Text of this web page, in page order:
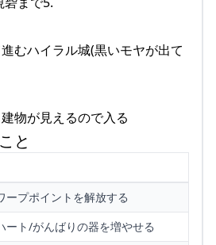
むハイラル城(黒いモヤが出て
物が見えるので入る
と
ープポイントを解放する
ート/がんばりの器を増やせる